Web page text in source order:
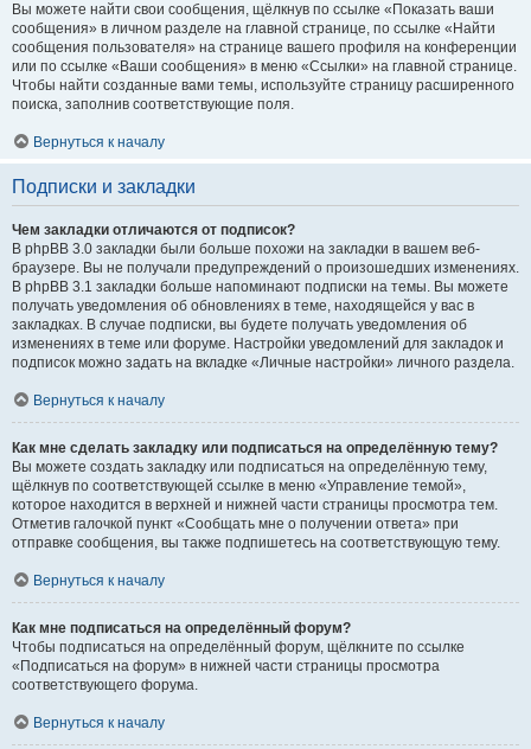
Вы можете найти свои сообщения, щёлкнув по ссылке «Показать ваши
сообщения» в личном разделе на главной странице, по ссылке «Найти
сообщения пользователя» на странице вашего профиля на конференции
или по ссылке «Ваши сообщения» в меню «Ссылки» на главной странице.
Чтобы найти созданные вами темы, используйте страницу расширенного
поиска, заполнив соответствующие поля.
Вернуться к началу
Подписки и закладки
Чем закладки отличаются от подписок?
В phpBB 3.0 закладки были больше похожи на закладки в вашем веб-
браузере. Вы не получали предупреждений о произошедших изменениях.
В phpBB 3.1 закладки больше напоминают подписки на темы. Вы можете
получать уведомления об обновлениях в теме, находящейся у вас в
закладках. В случае подписки, вы будете получать уведомления об
изменениях в теме или форуме. Настройки уведомлений для закладок и
подписок можно задать на вкладке «Личные настройки» личного раздела.
Вернуться к началу
Как мне сделать закладку или подписаться на определённую тему?
Вы можете создать закладку или подписаться на определённую тему,
щёлкнув по соответствующей ссылке в меню «Управление темой»,
которое находится в верхней и нижней части страницы просмотра тем.
Отметив галочкой пункт «Сообщать мне о получении ответа» при
отправке сообщения, вы также подпишетесь на соответствующую тему.
Вернуться к началу
Как мне подписаться на определённый форум?
Чтобы подписаться на определённый форум, щёлкните по ссылке
«Подписаться на форум» в нижней части страницы просмотра
соответствующего форума.
Вернуться к началу